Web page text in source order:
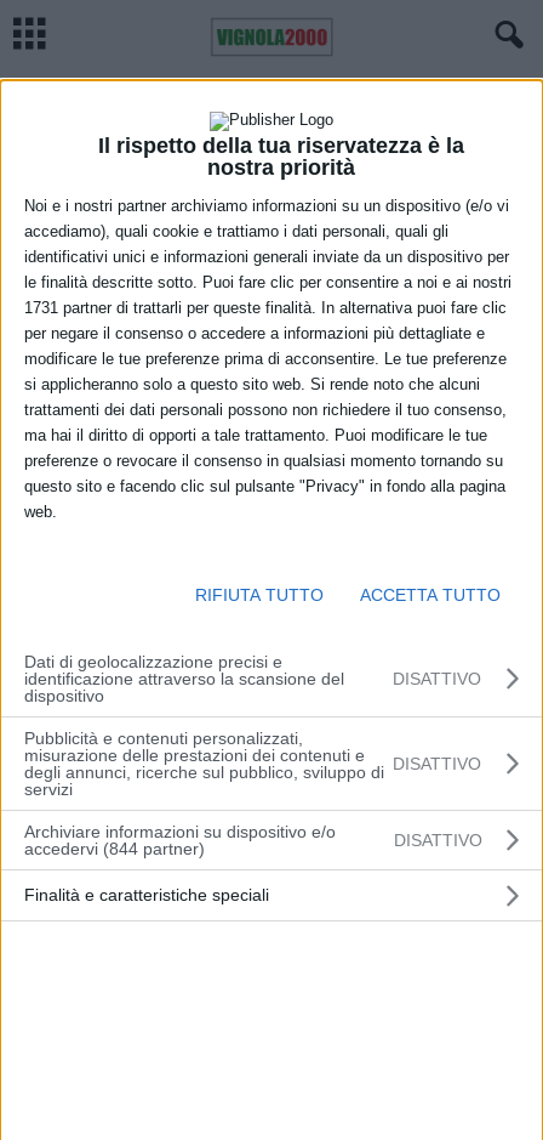
Il rispetto della tua riservatezza è la
nostra priorità
Noi e i nostri partner archiviamo informazioni su un dispositivo (e/o vi
accediamo), quali cookie e trattiamo i dati personali, quali gli
identificativi unici e informazioni generali inviate da un dispositivo per
le finalità descritte sotto. Puoi fare clic per consentire a noi e ai nostri
1731 partner di trattarli per queste finalità. In alternativa puoi fare clic
per negare il consenso o accedere a informazioni più dettagliate e
modificare le tue preferenze prima di acconsentire. Le tue preferenze
si applicheranno solo a questo sito web. Si rende noto che alcuni
trattamenti dei dati personali possono non richiedere il tuo consenso,
ma hai il diritto di opporti a tale trattamento. Puoi modificare le tue
preferenze o revocare il consenso in qualsiasi momento tornando su
questo sito e facendo clic sul pulsante "Privacy" in fondo alla pagina
web.
RIFIUTA TUTTO ACCETTA TUTTO
Dati di geolocalizzazione precisi e
identificazione attraverso la scansione del
dispositivo
DISATTIVO
Pubblicità e contenuti personalizzati,
misurazione delle prestazioni dei contenuti e
degli annunci, ricerche sul pubblico, sviluppo di
servizi
DISATTIVO
Archiviare informazioni su dispositivo e/o
accedervi (844 partner)
DISATTIVO
Finalità e caratteristiche speciali
Home Meteo Previsioni meteo Emilia Romagna, giovedì 29 aprile
Previsioni meteo Emilia Romagna,
giovedì 29 aprile
28 Aprile 2021
Condizioni di spiccata variabilità con piogge sparse al mattino sui
settori appenninici che tenderanno ad interessare la pianura dal
pomeriggio, anche sotto forma di rovescio. Dalla sera, schiarite in
valori attorno a 12 gradi, massime in aumento tra 19 e 21 gradi.
sud est lungo la fascia costiera. Mare mare da poco mosso a
mosso.
(Arpae)
Articolo precedente Articolo successivo